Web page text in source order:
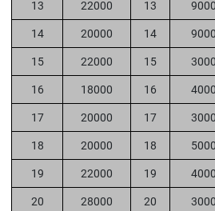
13 22000 13 9000
14 20000 14 9000
15 22000 15 3000
16 18000 16 4000
17 20000 17 3000
18 20000 18 5000
19 22000 19 4000
20 28000 20 3000